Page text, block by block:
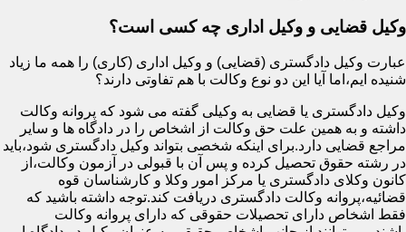
وکیل قضایی و وکیل اداری چه کسی است؟
عبارت وکیل دادگستری (قضایی) و وکیل اداری (کاری) را همه ما زیاد
شنیده ایم،اما آیا این دو نوع وکالت با هم تفاوتی دارند؟
وکیل دادگستری یا قضایی به وکیلی گفته می شود که پروانه وکالت
داشته و به همین علت حق وکالت از اشخاص را در دادگاه ها و سایر
مراجع قضایی دارد.برای اینکه شخصی بتواند وکیل دادگستری شود،باید
در رشته حقوق تحصیل کرده و پس آن با قبولی در آزمون وکالت،از
کانون وکلای دادگستری یا مرکز امور وکلا و کارشناسان قوه
قضائیه،پروانه وکالت دادگستری دریافت کند.توجه داشته باشید که
فقط اشخاص دارای تحصیلات حقوقی که دارای پروانه وکالت